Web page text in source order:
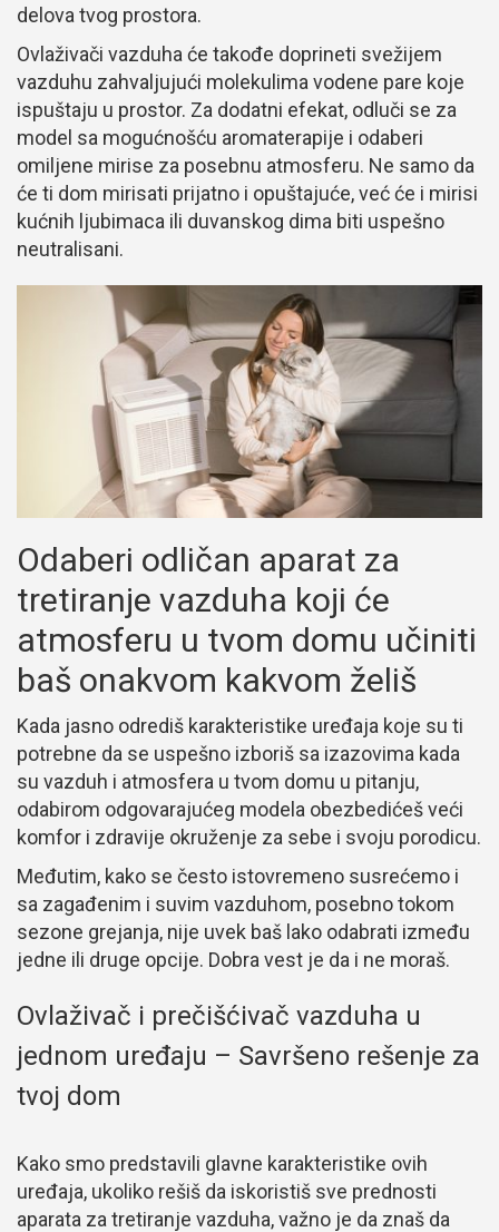
delova tvog prostora.
Ovlaživači vazduha će takođe doprineti svežijem
vazduhu zahvaljujući molekulima vodene pare koje
ispuštaju u prostor. Za dodatni efekat, odluči se za
model sa mogućnošću aromaterapije i odaberi
omiljene mirise za posebnu atmosferu. Ne samo da
će ti dom mirisati prijatno i opuštajuće, već će i mirisi
kućnih ljubimaca ili duvanskog dima biti uspešno
neutralisani.
Odaberi odličan aparat za
tretiranje vazduha koji će
atmosferu u tvom domu učiniti
baš onakvom kakvom želiš
Kada jasno odrediš karakteristike uređaja koje su ti
potrebne da se uspešno izboriš sa izazovima kada
su vazduh i atmosfera u tvom domu u pitanju,
odabirom odgovarajućeg modela obezbedićeš veći
komfor i zdravije okruženje za sebe i svoju porodicu.
Međutim, kako se često istovremeno susrećemo i
sa zagađenim i suvim vazduhom, posebno tokom
sezone grejanja, nije uvek baš lako odabrati između
jedne ili druge opcije. Dobra vest je da i ne moraš.
Ovlaživač i prečišćivač vazduha u
jednom uređaju – Savršeno rešenje za
tvoj dom
Kako smo predstavili glavne karakteristike ovih
uređaja, ukoliko rešiš da iskoristiš sve prednosti
aparata za tretiranje vazduha, važno je da znaš da